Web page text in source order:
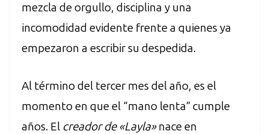
mezcla de orgullo, disciplina y una
incomodidad evidente frente a quienes ya
empezaron a escribir su despedida.
Al término del tercer mes del año, es el
momento en que el “mano lenta” cumple
años. El creador de «Layla»nace en